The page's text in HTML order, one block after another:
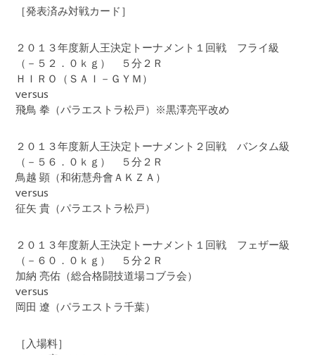
［発表済み対戦カード］
２０１３年度新人王決定トーナメント１回戦 フライ級
（－５２．０ｋｇ） ５分２Ｒ
ＨＩＲＯ（ＳＡＩ－ＧＹＭ）
versus
飛鳥 拳（パラエストラ松戸）※黒澤亮平改め
２０１３年度新人王決定トーナメント２回戦 バンタム級
（－５６．０ｋｇ） ５分２Ｒ
鳥越 顕（和術慧舟會ＡＫＺＡ）
versus
征矢 貴（パラエストラ松戸）
２０１３年度新人王決定トーナメント１回戦 フェザー級
（－６０．０ｋｇ） ５分２Ｒ
加納 亮佑（総合格闘技道場コブラ会）
versus
岡田 遼（パラエストラ千葉）
［入場料］